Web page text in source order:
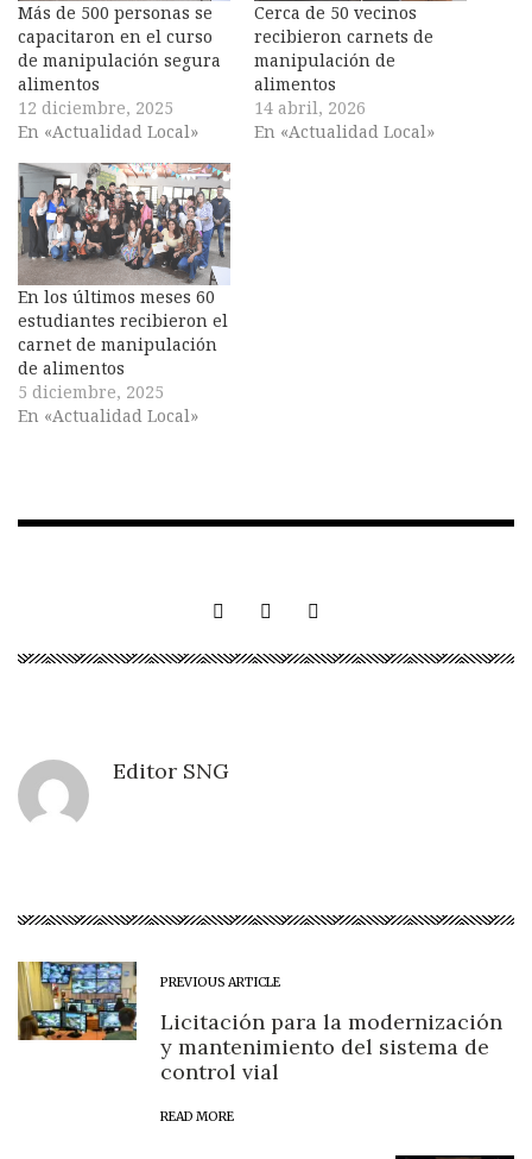
Más de 500 personas se
capacitaron en el curso
de manipulación segura
alimentos
12 diciembre, 2025
En «Actualidad Local»
Cerca de 50 vecinos
recibieron carnets de
manipulación de
alimentos
14 abril, 2026
En «Actualidad Local»
En los últimos meses 60
estudiantes recibieron el
carnet de manipulación
de alimentos
5 diciembre, 2025
En «Actualidad Local»
Editor SNG
PREVIOUS ARTICLE
Licitación para la modernización
y mantenimiento del sistema de
control vial
READ MORE